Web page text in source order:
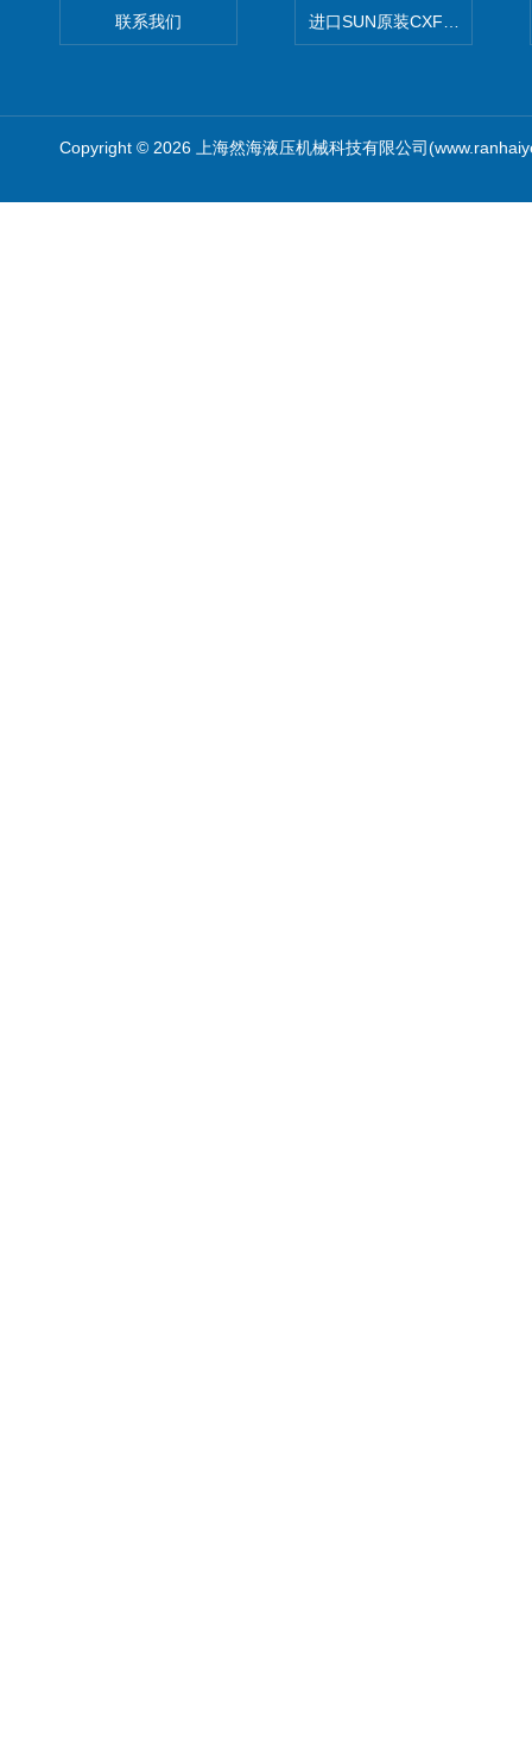
联系我们 进口SUN原装CXFAXCN导压
Copyright © 2026 上海然海液压机械科技有限公司